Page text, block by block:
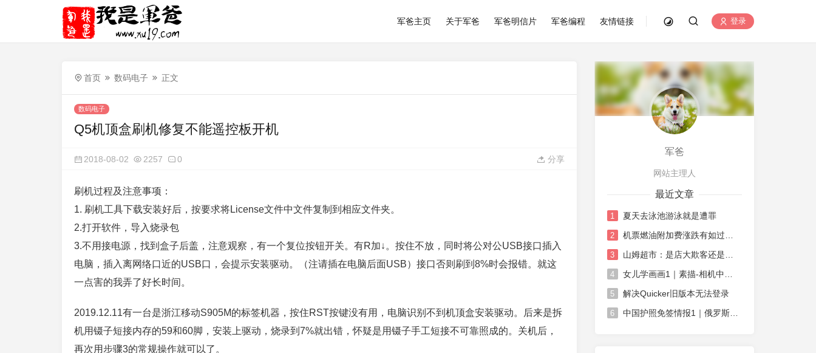
军爸主页 关于军爸 军爸明信片 军爸编程 友情链接 登录
首页 数码电子 正文
数码电子
Q5机顶盒刷机修复不能遥控板开机
2018-08-02 2257 0 分享
刷机过程及注意事项：
1. 刷机工具下载安装好后，按要求将License文件中文件复制到相应文件夹。
2.打开软件，导入烧录包
3.不用接电源，找到盒子后盖，注意观察，有一个复位按钮开关。有R加↓。按住不放，同时将公对公USB接口插入
电脑，插入离网络口近的USB口，会提示安装驱动。（注请插在电脑后面USB）接口否则刷到8%时会报错。就这
一点害的我弄了好长时间。
2019.12.11有一台是浙江移动S905M的标签机器，按住RST按键没有用，电脑识别不到机顶盒安装驱动。后来是拆
机用镊子短接内存的59和60脚，安装上驱动，烧录到7%就出错，怀疑是用镊子手工短接不可靠照成的。关机后，
再次用步骤3的常规操作就可以了。
军爸
网站主理人
最近文章
1 夏天去泳池游泳就是遭罪
2
3
4
5 解决Quicker旧版本无法登录
6 中国护照免签情报1｜俄罗斯对中国免签政策延长